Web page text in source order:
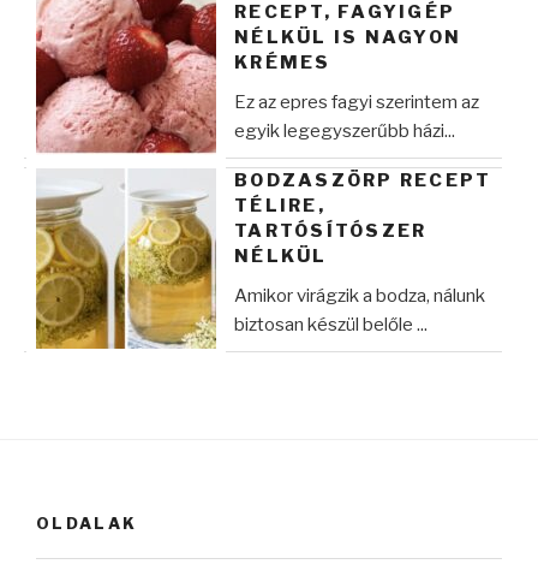
RECEPT, FAGYIGÉP
NÉLKÜL IS NAGYON
KRÉMES
Ez az epres fagyi szerintem az
egyik legegyszerűbb házi...
BODZASZÖRP RECEPT
TÉLIRE,
TARTÓSÍTÓSZER
NÉLKÜL
Amikor virágzik a bodza, nálunk
biztosan készül belőle ...
OLDALAK